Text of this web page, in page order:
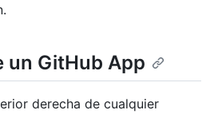
un GitHub App
derecha de cualquier